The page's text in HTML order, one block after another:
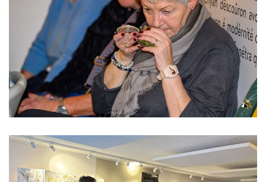
Read more